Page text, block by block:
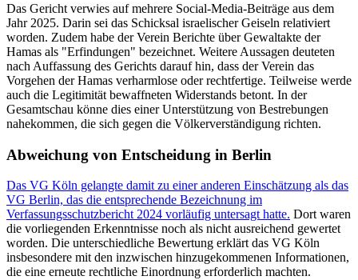
Das Gericht verwies auf mehrere Social‑Media‑Beiträge aus dem
Jahr 2025. Darin sei das Schicksal israelischer Geiseln relativiert
worden. Zudem habe der Verein Berichte über Gewaltakte der
Hamas als "Erfindungen" bezeichnet. Weitere Aussagen deuteten
nach Auffassung des Gerichts darauf hin, dass der Verein das
Vorgehen der Hamas verharmlose oder rechtfertige. Teilweise werde
auch die Legitimität bewaffneten Widerstands betont. In der
Gesamtschau könne dies einer Unterstützung von Bestrebungen
nahekommen, die sich gegen die Völkerverständigung richten.
Abweichung von Entscheidung in Berlin
Das VG Köln gelangte damit zu einer anderen Einschätzung als das
VG Berlin, das die entsprechende Bezeichnung im
Verfassungsschutzbericht 2024 vorläufig untersagt hatte. Dort waren
die vorliegenden Erkenntnisse noch als nicht ausreichend gewertet
worden. Die unterschiedliche Bewertung erklärt das VG Köln
insbesondere mit den inzwischen hinzugekommenen Informationen,
die eine erneute rechtliche Einordnung erforderlich machten.